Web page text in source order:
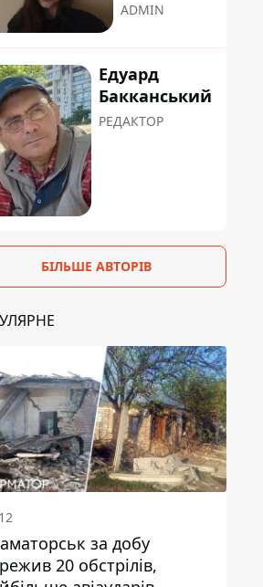
ADMIN
Едуард
Бакканський
РЕДАКТОР
БІЛЬШЕ АВТОРІВ
за добу
20 обстрілів,